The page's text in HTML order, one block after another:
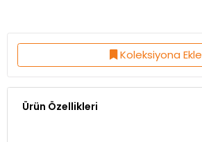
Koleksiyona Ekle
Ürün Özellikleri